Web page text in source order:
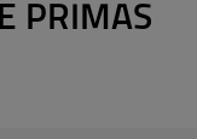
PRIMAS